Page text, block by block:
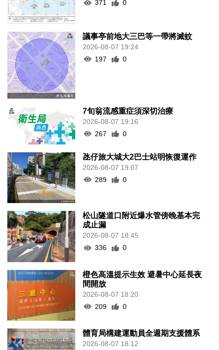
371 0
議事亭前地大三巴等一帶將滅蚊
2026-08-07 19:24
197
0
7旬翁流感重症須深切治療
2026-08-07 19:16
267
0
氹仔旅大城大2巴士站明恢復運作
2026-08-07 19:07
289
0
松山隧道口附近爆水管傍晚基本完
成止漏
2026-08-07 18:45
336
0
橙色高溫提示生效 避暑中心延長夜
間開放
2026-08-07 18:20
209
0
體育局構建運動員全週期支援體系
2026-08-07 18:12